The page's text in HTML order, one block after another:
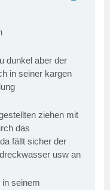
dunkel aber der
in seiner kargen
ziehen mit
das
fällt sicher der
usw an
seinem